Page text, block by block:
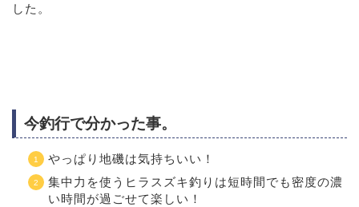
した。
今釣行で分かった事。
やっぱり地磯は気持ちいい！
集中力を使うヒラスズキ釣りは短時間でも密度の濃
い時間が過ごせて楽しい！